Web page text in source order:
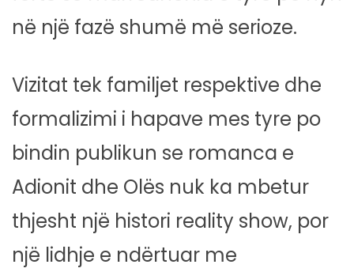
në një fazë shumë më serioze.
Vizitat tek familjet respektive dhe
formalizimi i hapave mes tyre po
bindin publikun se romanca e
Adionit dhe Olës nuk ka mbetur
thjesht një histori reality show, por
një lidhje e ndërtuar me